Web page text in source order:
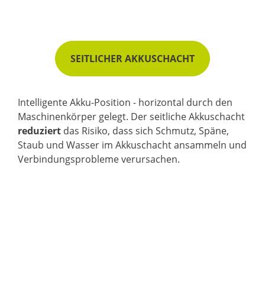
SEITLICHER AKKUSCHACHT
Intelligente Akku-Position - horizontal durch den
Maschinenkörper gelegt. Der seitliche Akkuschacht
reduziert das Risiko, dass sich Schmutz, Späne,
Staub und Wasser im Akkuschacht ansammeln und
Verbindungsprobleme verursachen.